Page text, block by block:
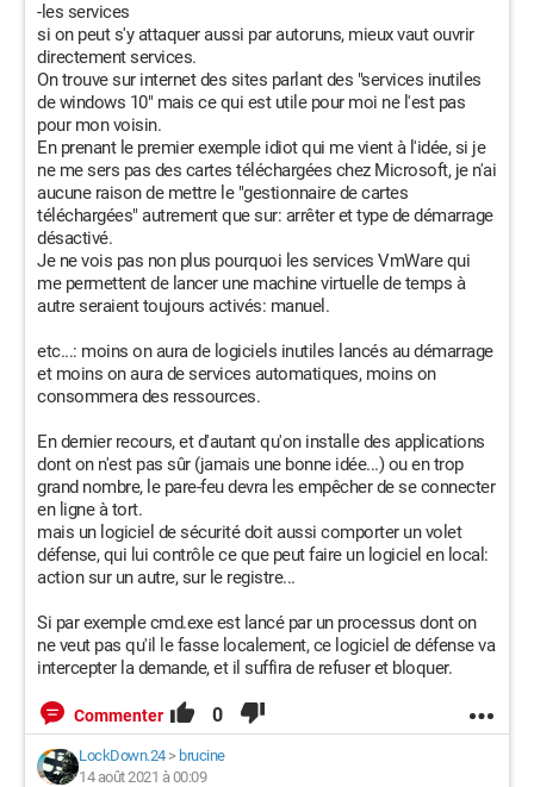
-les services
si on peut s'y attaquer aussi par autoruns, mieux vaut ouvrir
directement services.
On trouve sur internet des sites parlant des "services inutiles
de windows 10" mais ce qui est utile pour moi ne l'est pas
pour mon voisin.
En prenant le premier exemple idiot qui me vient à l'idée, si je
ne me sers pas des cartes téléchargées chez Microsoft, je n'ai
aucune raison de mettre le "gestionnaire de cartes
téléchargées" autrement que sur: arrêter et type de démarrage
désactivé.
Je ne vois pas non plus pourquoi les services VmWare qui
me permettent de lancer une machine virtuelle de temps à
autre seraient toujours activés: manuel.
etc...: moins on aura de logiciels inutiles lancés au démarrage
et moins on aura de services automatiques, moins on
consommera des ressources.
En dernier recours, et d'autant qu'on installe des applications
dont on n'est pas sûr (jamais une bonne idée...) ou en trop
grand nombre, le pare-feu devra les empêcher de se connecter
en ligne à tort.
mais un logiciel de sécurité doit aussi comporter un volet
défense, qui lui contrôle ce que peut faire un logiciel en local:
action sur un autre, sur le registre...
Si par exemple cmd.exe est lancé par un processus dont on
ne veut pas qu'il le fasse localement, ce logiciel de défense va
intercepter la demande, et il suffira de refuser et bloquer.
Commenter 0
LockDown.24> brucine
14 août 2021 à 00:09